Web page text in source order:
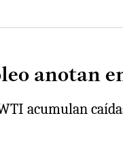
anotan
acumulan